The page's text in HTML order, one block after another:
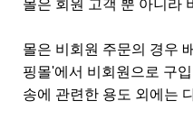
몰은 회원 고객 뿐 아니라
몰은 비회원 주문의 경우
핑몰'에서 비회원으로 구
송에 관련한 용도 외에는